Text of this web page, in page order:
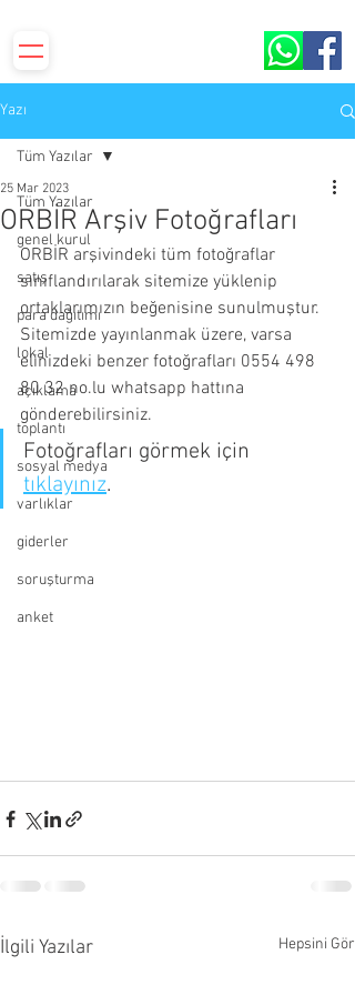
Yazı
Tüm Yazılar
genel kurul
satış
para dağıtımı
lokal
açıklama
toplantı
sosyal medya
varlıklar
giderler
soruşturma
anket
Tüm Yazılar
ORBİR Arşiv Fotoğrafları
25 Mar 2023
ORBİR arşivindeki tüm fotoğraflar
sınıflandırılarak sitemize yüklenip
ortaklarımızın beğenisine sunulmuştur.
Sitemizde yayınlanmak üzere, varsa
elinizdeki benzer fotoğrafları 0554 498
80 32 no.lu whatsapp hattına
gönderebilirsiniz.
Fotoğrafları görmek için
tıklayınız.
İlgili Yazılar Hepsini Gör